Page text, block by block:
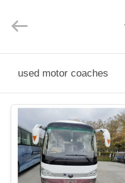
পণ্য
আমাদের
সম্পর্কে
CO.,
LTD..
Reserved.
used motor coaches